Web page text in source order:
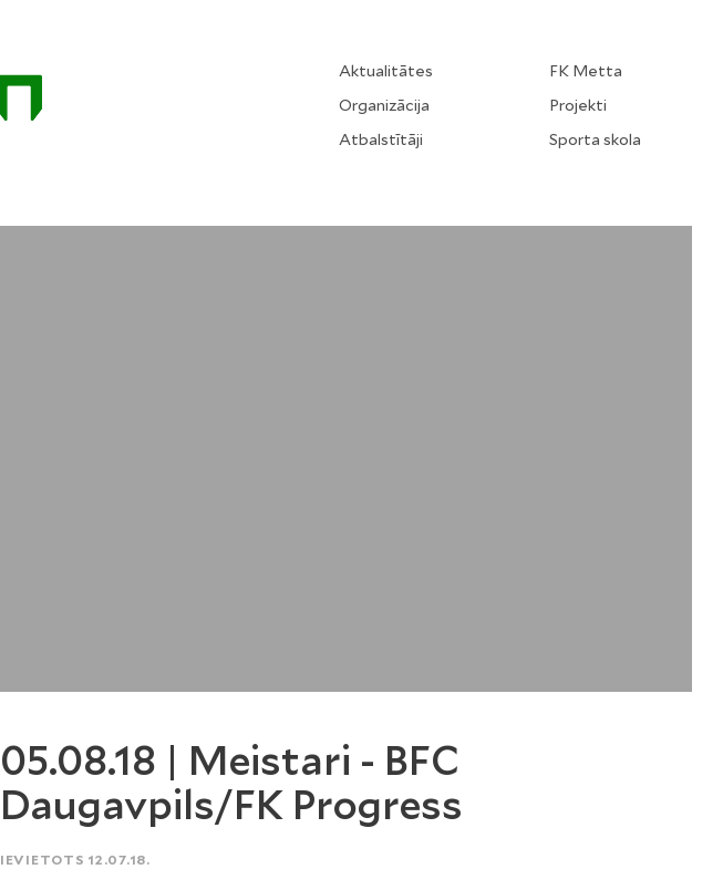
Aktualitātes
Organizācija
Atbalstītāji
FK Metta
Projekti
Sporta skola
05.08.18 | Meistari - BFC
Daugavpils/FK Progress
IEVIETOTS 12.07.18.